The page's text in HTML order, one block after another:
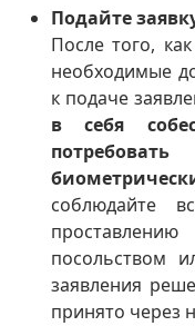
Подайте
После того,
необходимые
к подаче
в себя
соблюдайте
посольством
заявления
принято через